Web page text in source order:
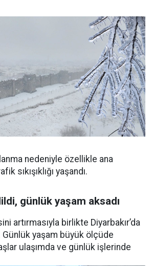
nedeniyle özellikle ana
sıkışıklığı yaşandı.
günlük yaşam aksadı
artırmasıyla birlikte Diyarbakır’da
yaşam büyük ölçüde
ulaşımda ve günlük işlerinde